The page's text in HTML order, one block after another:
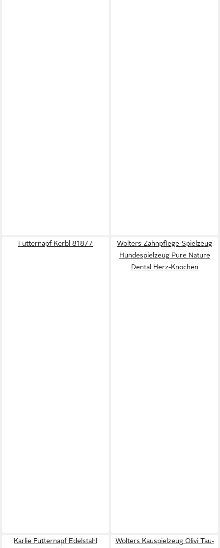
Futternapf Kerbl 81877
Wolters Zahnpflege-Spielzeug
Hundespielzeug Pure Nature
Dental Herz-Knochen
Karlie Futternapf Edelstahl Wolters Kauspielzeug Olivi Tau-